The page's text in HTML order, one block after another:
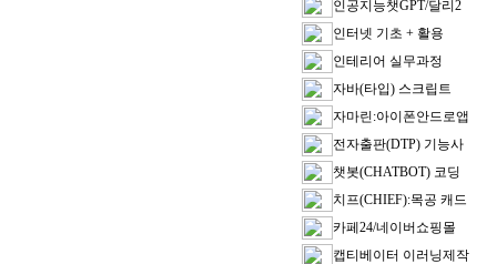
인공지능챗GPT/달리2
인터넷 기초 + 활용
인테리어 실무과정
자바(타입) 스크립트
자마린:아이폰안드로앱
전자출판(DTP) 기능사
챗봇(CHATBOT) 코딩
치프(CHIEF):목공 캐드
카페24/네이버쇼핑몰
캡티베이터 이러닝제작